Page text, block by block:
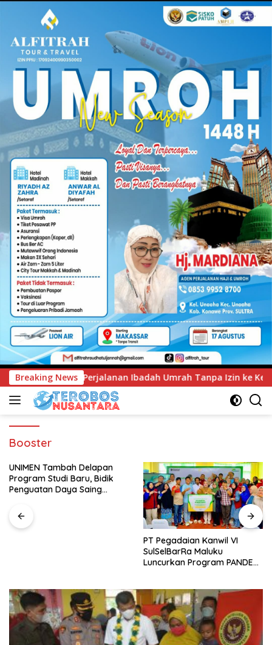
Breaking News
Umrah Tanpa Izin ke Kejaksaan UNIMEN
Booster
UNIMEN Tambah Delapan
Program Studi Baru, Bidik
Penguatan Daya Saing
PT Pegadaian Kanwil VI
SulSelBarRa Maluku
Luncurkan Program PANDE